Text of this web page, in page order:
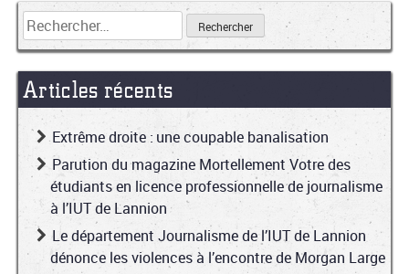
Articles récents
Extrême droite : une coupable banalisation
Parution du magazine Mortellement Votre des
étudiants en licence professionnelle de journalisme
à l’IUT de Lannion
Le département Journalisme de l’IUT de Lannion
dénonce les violences à l’encontre de Morgan Large